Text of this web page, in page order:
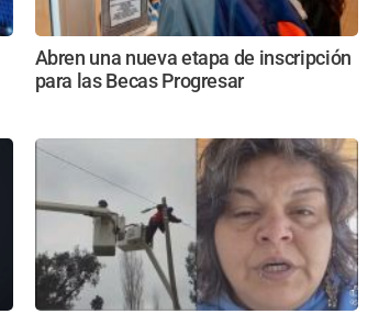
Abren una nueva etapa de inscripción
para las Becas Progresar